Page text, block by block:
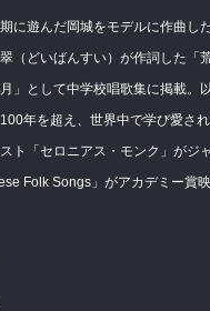
に遊んだ岡城をモデルに作曲し
（どいばんすい）が作詞した「
」として中学校唱歌集に掲載。
年を超え、世界中で学び愛さ
ト「セロニアス・モンク」がジ
Folk Songs」がアカデミー賞